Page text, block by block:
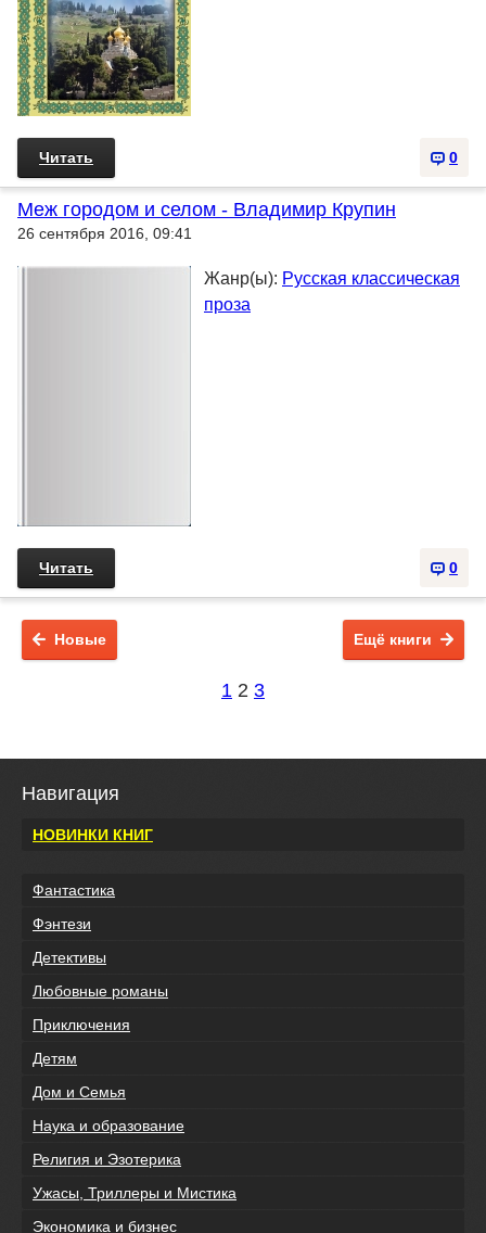
0
Читать
Меж городом и селом - Владимир Крупин
26 сентября 2016, 09:41
Жанр(ы): Русская классическая
проза
0
Читать
Новые Ещё книги
1 2 3
Навигация
НОВИНКИ КНИГ
Фантастика
Фэнтези
Детективы
Любовные романы
Приключения
Детям
Дом и Семья
Наука и образование
Религия и Эзотерика
Ужасы, Триллеры и Мистика
Экономика и бизнес